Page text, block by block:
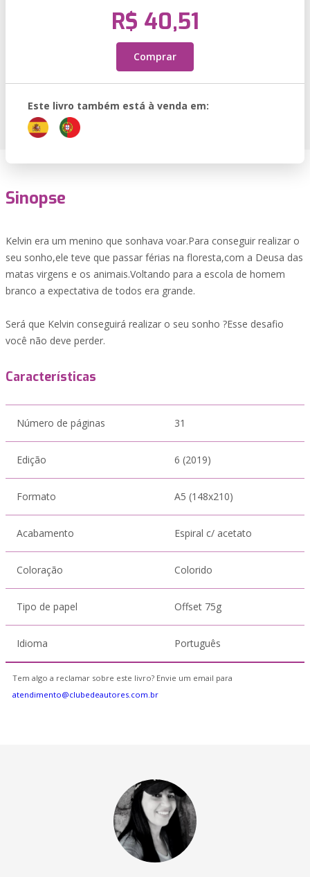
R$ 40,51
Comprar
Este livro também está à venda em:
Sinopse
Kelvin era um menino que sonhava voar.Para conseguir realizar o
seu sonho,ele teve que passar férias na floresta,com a Deusa das
matas virgens e os animais.Voltando para a escola de homem
branco a expectativa de todos era grande.
Será que Kelvin conseguirá realizar o seu sonho ?Esse desafio
você não deve perder.
Características
Número de páginas 31
Edição 6 (2019)
Formato A5 (148x210)
Acabamento Espiral c/ acetato
Coloração Colorido
Tipo de papel Offset 75g
Idioma Português
Tem algo a reclamar sobre este livro? Envie um email para
atendimento@clubedeautores.com.br